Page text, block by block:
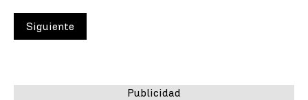
Siguiente